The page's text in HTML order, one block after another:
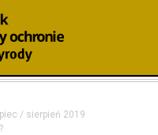
/ sierpień 2019